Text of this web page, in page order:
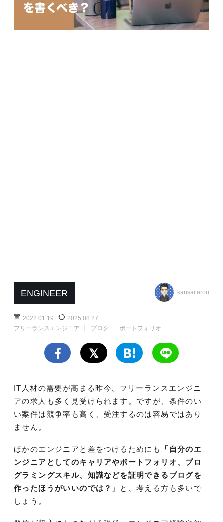
ENGINEER kansaitarou
2022.01.19
2025.08.27
フリーランスエンジニア
ブログ ポートフォリオ
IT人材の需要が高まる昨今、フリーランスエンジニ
アの求人も多く見受けられます。ですが、条件のい
い案件は競争率も高く、受注するのは容易ではあり
ません。
ほかのエンジニアと差をつけるためにも
「自分のエ
ンジニアとしてのキャリアやポートフォリオ、プロ
グラミングスキル、知識などを証明できるブログを
作ったほうがいいのでは？」
と、考える方も多いで
しょう。